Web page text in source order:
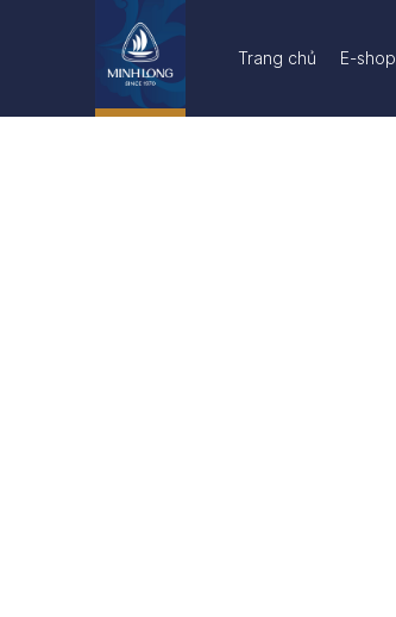
Trang chủ E-shop